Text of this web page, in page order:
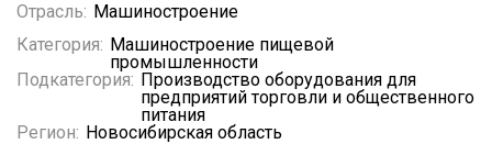
Отрасль: Машиностроение
Категория: Машиностроение пищевой
промышленности
Подкатегория: Производство оборудования для
предприятий торговли и общественного
питания
Регион: Новосибирская область